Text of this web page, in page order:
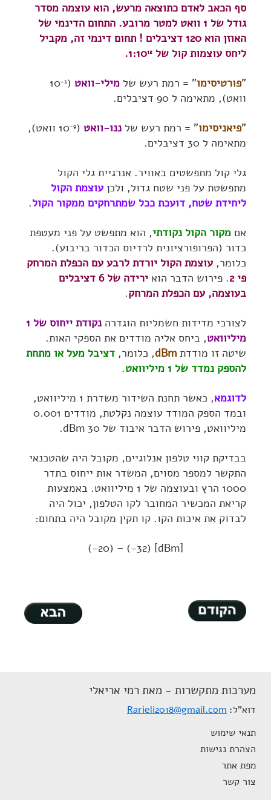
סף הכאב לאדם כתוצאה מרעש, הוא עוצמה מסדר
גודל של 1 וואט למטר מרובע.
התחום הדינמי של
האוזן הוא 120 דציבלים !
תחום דינמי זה, מקביל
ליחס עוצמות קול של 1:10 12
.
"פורטיסימו" = רמת רעש של מילי-וואט (10
-3
וואט), מתאימה ל 90 דציבלים.
"פיאניסימו" = רמת רעש של ננו-וואט (10
-9
וואט),
מתאימה ל 30 דציבלים.
גלי קול מתפשטים באוויר. אנרגיית גלי הקול
מתפשטת על פני שטח גדול, ולכן עוצמת הקול
ליחידת שטח, דועכת ככל שמתרחקים ממקור הקול.
אם מקור הקול נקודתי, הוא מתפשט על פני מעטפת
כדור (הפרופורציונית לרדיוס הכדור בריבוע).
כלומר, עוצמת הקול יורדת לרבע עם הכפלת המרחק
פי 2 . פירוש הדבר הוא
ירידה של 6 דציבלים
בעוצמה, עם הכפלת המרחק.
לצורכי מדידות חשמליות הוגדרה
נקודת ייחוס של 1
מיליוואט, ביחס אליה מודדים את הספקי האות.
שיטה זו מודדת dBm, כלומר, דציבל מעל או מתחת
להספק נמדד של 1 מיליוואט
.
לדוגמא
, כאשר תחנת השידור משדרת 1 מיליוואט,
ובמד הספק המודד עוצמה נקלטת, מודדים 0.001
מיליוואט, פירוש הדבר איבוד של 30 dBm.
בבדיקת קווי טלפון אנלוגיים, מקובל היה שהטכנאי
התקשר למספר מסוים, המשדר אות ייחוס בתדר
1000 הרץ ובעוצמה של 1 מיליוואט. באמצעות
קריאת המכשיר המחובר לקו הטלפון, יכול היה
לבדוק את איכות הקו. קו תקין מקובל היה בתחום:
(-20) – (-32) [dBm]
מערכות מתקשרות - מאת רמי אריאלי
דוא"ל Rarieli2018@gmail.com
תנאי שימוש
הצהרת נגישות
מפת אתר
צור קשר